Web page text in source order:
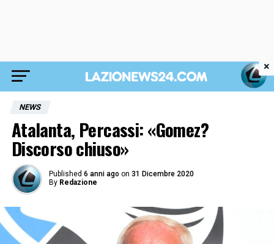
NEWS
Atalanta, Percassi: «Gomez?
Discorso chiuso»
Published 6 anni ago on 31 Dicembre 2020
By Redazione
×